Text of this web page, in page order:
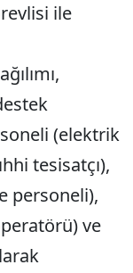
ile
(elektrik
tesisatçı),
personeli),
ve